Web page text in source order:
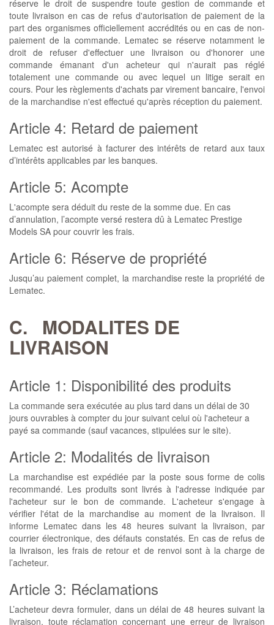
réserve le droit de suspendre toute gestion de commande et
toute livraison en cas de refus d'autorisation de paiement de la
part des organismes officiellement accrédités ou en cas de non-
paiement de la commande. Lematec se réserve notamment le
droit de refuser d'effectuer une livraison ou d'honorer une
commande émanant d'un acheteur qui n'aurait pas réglé
totalement une commande ou avec lequel un litige serait en
cours. Pour les règlements d'achats par virement bancaire, l'envoi
de la marchandise n'est effectué qu'après réception du paiement.
Article 4: Retard de paiement
Lematec est autorisé à facturer des intérêts de retard aux taux
d’intérêts applicables par les banques.
Article 5: Acompte
L'acompte sera déduit du reste de la somme due. En cas
d’annulation, l’acompte versé restera dû à Lematec Prestige
Models SA pour couvrir les frais.
Article 6: Réserve de propriété
Jusqu’au paiement complet, la marchandise reste la propriété de
Lematec.
C. MODALITES DE
LIVRAISON
Article 1: Disponibilité des produits
La commande sera exécutée au plus tard dans un délai de 30
jours ouvrables à compter du jour suivant celui où l'acheteur a
payé sa commande (sauf vacances, stipulées sur le site).
Article 2: Modalités de livraison
La marchandise est expédiée par la poste sous forme de colis
recommandé. Les produits sont livrés à l'adresse indiquée par
l'acheteur sur le bon de commande. L'acheteur s'engage à
vérifier l'état de la marchandise au moment de la livraison. Il
informe Lematec dans les 48 heures suivant la livraison, par
courrier électronique, des défauts constatés. En cas de refus de
la livraison, les frais de retour et de renvoi sont à la charge de
l’acheteur.
Article 3: Réclamations
L’acheteur devra formuler, dans un délai de 48 heures suivant la
livraison, toute réclamation concernant une erreur de livraison